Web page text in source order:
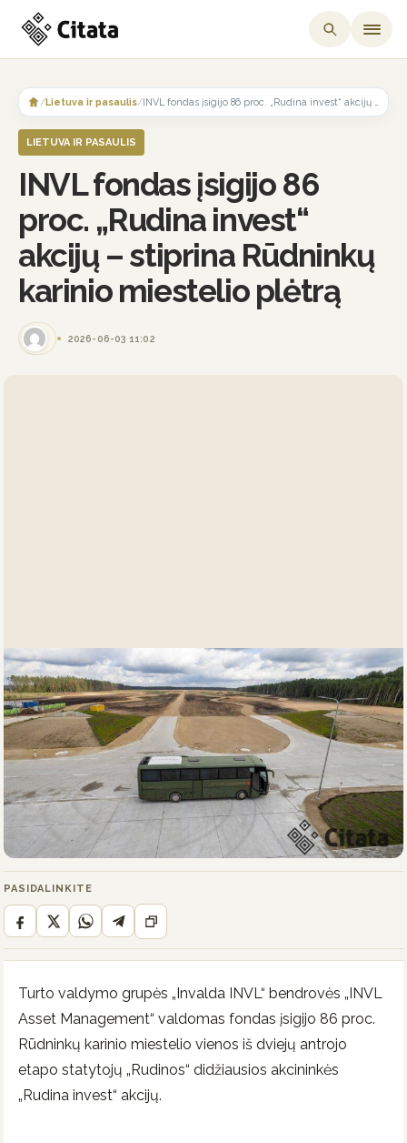
content
/Lietuva ir pasaulis/
LIETUVA IR PASAULIS
INVL fondas įsigijo 86
proc. „Rudina invest“
akcijų – stiprina Rūdninkų
karinio miestelio plėtrą
2026-06-03 11:02
PASIDALINKITE
Turto valdymo grupės „Invalda INVL“ bendrovės „INVL
Asset Management“ valdomas fondas įsigijo 86 proc.
Rūdninkų karinio miestelio vienos iš dviejų antrojo
etapo statytojų „Rudinos“ didžiausios akcininkės
„Rudina invest“ akcijų.